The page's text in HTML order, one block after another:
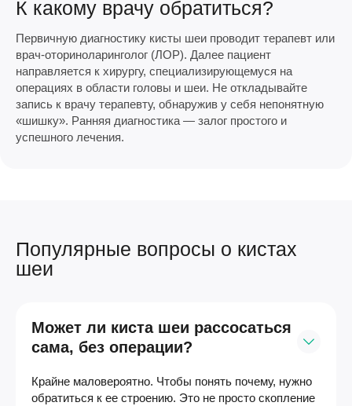
К какому врачу обратиться?
Первичную диагностику кисты шеи проводит терапевт или
врач-оториноларинголог (ЛОР). Далее пациент
направляется к хирургу, специализирующемуся на
операциях в области головы и шеи. Не откладывайте
запись к врачу терапевту, обнаружив у себя непонятную
«шишку». Ранняя диагностика — залог простого и
успешного лечения.
Популярные вопросы о кистах
шеи
Может ли киста шеи рассосаться
сама, без операции?
Крайне маловероятно. Чтобы понять почему, нужно
обратиться к ее строению. Это не просто скопление